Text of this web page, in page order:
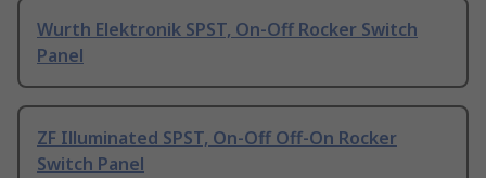
Wurth Elektronik SPST, On-Off Rocker Switch
Panel
ZF Illuminated SPST, On-Off Off-On Rocker
Switch Panel